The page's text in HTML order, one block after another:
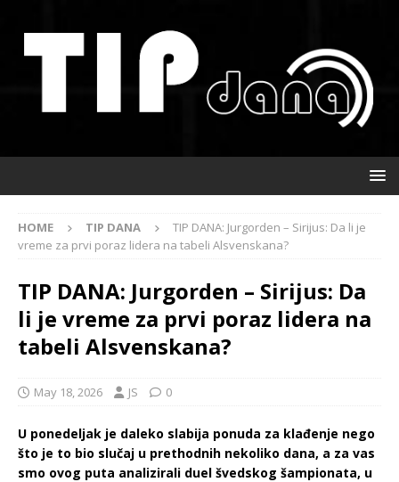
HOME TIP DANA
TIP DANA: Jurgorden – Sirijus: Da li je
vreme za prvi poraz lidera na tabeli Alsvenskana?
TIP DANA: Jurgorden – Sirijus: Da
li je vreme za prvi poraz lidera na
tabeli Alsvenskana?
May 18, 2026 JS 0
U ponedeljak je daleko slabija ponuda za klađenje nego
što je to bio slučaj u prethodnih nekoliko dana, a za vas
smo ovog puta analizirali duel švedskog šampionata, u